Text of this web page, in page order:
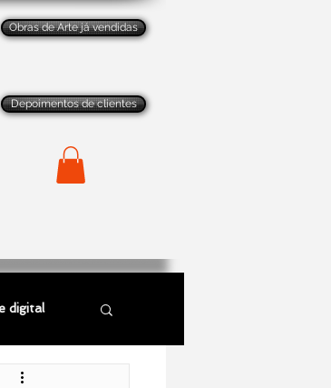
Obras de Arte já vendidas
Depoimentos de clientes
digital